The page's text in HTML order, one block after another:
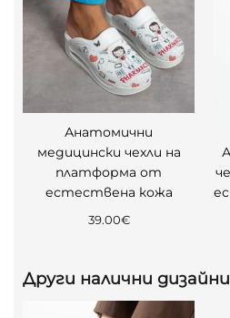
Анатомични
медицински чехли на
платформа от
естествена кожа
39.00€
Други налични